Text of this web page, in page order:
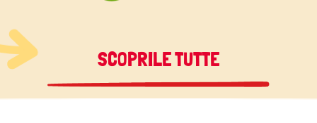
SCOPRILE TUTTE